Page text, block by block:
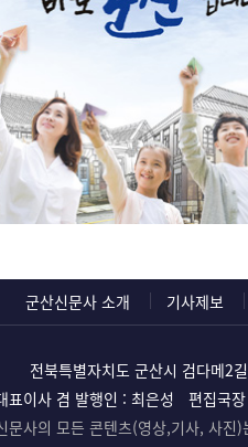
군산신문사 소개 기사제보
전북특별자치도 군산시 검다메2
표이사 겸 발행인 : 최은성 편집국
문사의 모든 콘텐츠(영상,기사, 사진